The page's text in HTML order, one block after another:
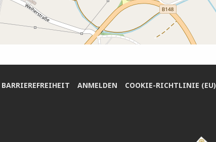
BAR­RIE­RE­FREI­HEIT ANMEL­DEN COO­KIE-RICH­T­­LI­­NIE (EU)